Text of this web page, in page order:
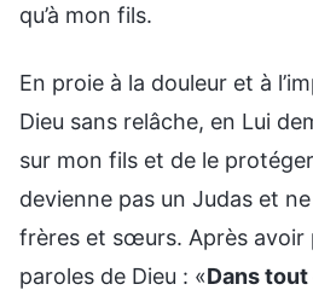
qu’à mon fils.
En proie à la douleur et à
Dieu sans relâche, en Lui
sur mon fils et de le
devienne pas un Judas et
frères et sœurs. Après avoir
paroles de Dieu : «Dans